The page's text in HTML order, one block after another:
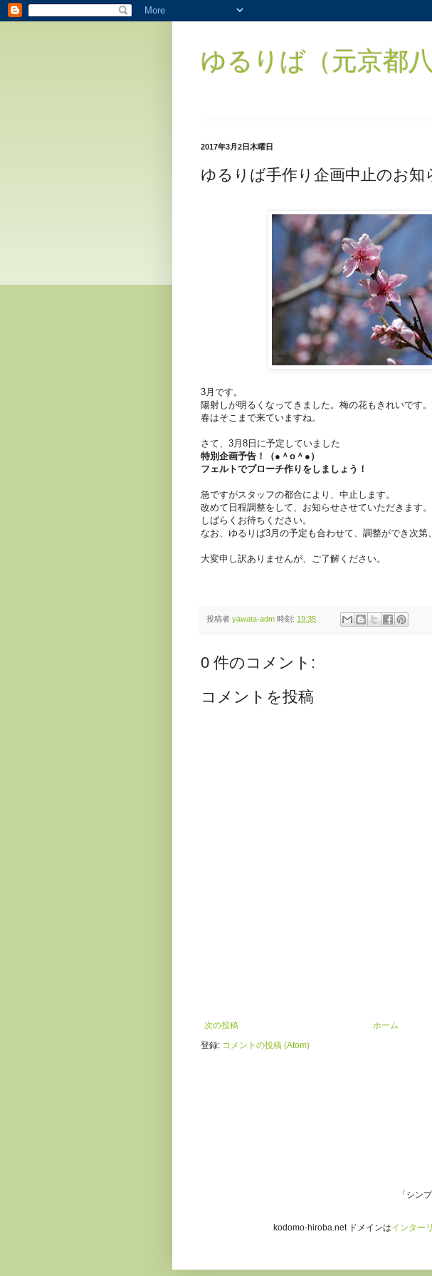
ゆるりば（元京都
2017年3月2日木曜日
ゆるりば手作り企画中止のお知
3月です。
陽射しが明るくなってきました。梅の花もきれいです。
春はそこまで来ていますね。
さて、3月8日に予定していました
特別企画予告！
（●＾o＾●）
フェルトでブローチ作りをしましょう！
急ですがスタッフの都合により、中止します。
改めて日程調整をして、お知らせさせていただきます。
しばらくお待ちください。
なお、ゆるりば3月の予定も合わせて、調整ができ次第
大変申し訳ありませんが、ご了解ください。
投稿者 yawata-adm 時刻: 19:35
0 件のコメント:
コメントを投稿
次の投稿
ホーム
登録: コメントの投稿 (Atom)
「シン
kodomo-hiroba.net ドメインはインター